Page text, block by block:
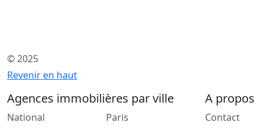
© 2025
Revenir en haut
Agences immobilières par ville
National
Paris
A propos
Contact